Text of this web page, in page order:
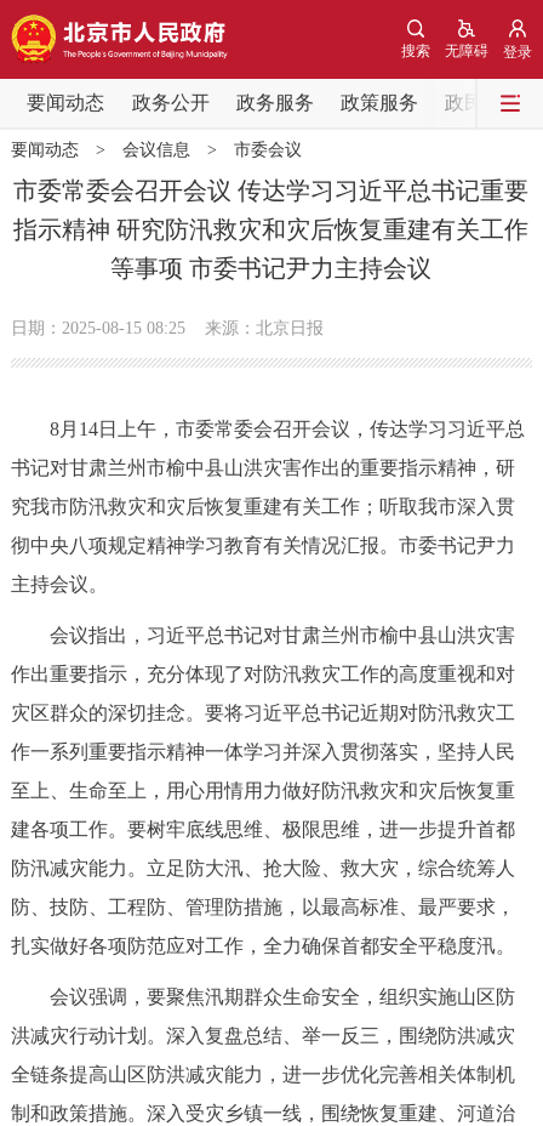
登录
无障碍
搜索
要闻动态 政务公开 政务服务 政策服务 政民互动
要闻动态
党中央精神 国务院信息
北京要闻 会议信息 部门动态
政务公开
市领导 机构职能 政策服务
政策兑现 政策解读 回应关切
决策公开
政务服务
中介服务 阳光政务
政民互动
参与调查 在线访谈 图说互动
要闻动态> 会议信息 > 市委会议
市委常委会召开会议 传达学习习近平总书记重要
指示精神 研究防汛救灾和灾后恢复重建有关工作
等事项 市委书记尹力主持会议
日期：2025-08-15 08:25 来源：北京日报
8月14日上午，市委常委会召开会议，传达学习习近平总
书记对甘肃兰州市榆中县山洪灾害作出的重要指示精神，研
究我市防汛救灾和灾后恢复重建有关工作；听取我市深入贯
彻中央八项规定精神学习教育有关情况汇报。市委书记尹力
主持会议。
会议指出，习近平总书记对甘肃兰州市榆中县山洪灾害
作出重要指示，充分体现了对防汛救灾工作的高度重视和对
灾区群众的深切挂念。要将习近平总书记近期对防汛救灾工
作一系列重要指示精神一体学习并深入贯彻落实，坚持人民
至上、生命至上，用心用情用力做好防汛救灾和灾后恢复重
建各项工作。要树牢底线思维、极限思维，进一步提升首都
防汛减灾能力。立足防大汛、抢大险、救大灾，综合统筹人
防、技防、工程防、管理防措施，以最高标准、最严要求，
扎实做好各项防范应对工作，全力确保首都安全平稳度汛。
会议强调，要聚焦汛期群众生命安全，组织实施山区防
洪减灾行动计划。深入复盘总结、举一反三，围绕防洪减灾
全链条提高山区防洪减灾能力，进一步优化完善相关体制机
制和政策措施。深入受灾乡镇一线，围绕恢复重建、河道治